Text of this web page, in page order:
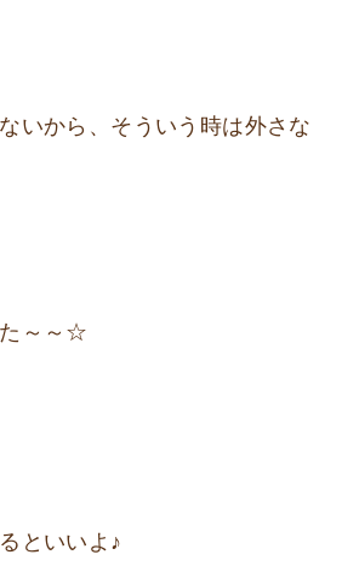
いから、そういう時は外さな
～～☆
といいよ♪